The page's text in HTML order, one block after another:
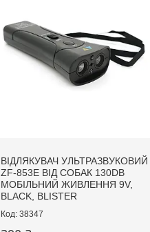
ВІДЛЯКУВАЧ УЛЬТРАЗВУКОВИЙ
ZF-853E ВІД СОБАК 130DB
МОБІЛЬНИЙ ЖИВЛЕННЯ 9V,
BLACK, BLISTER
38347